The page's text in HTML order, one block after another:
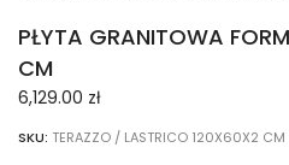
PŁYTA GRANITOWA
CM
6,129.00 zł
SKU: TERAZZO / LASTRICO 120X60X2